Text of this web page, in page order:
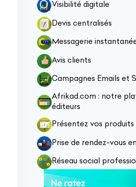
Visibilité digitale
Devis centralisés
Messagerie
Avis clients
Campagnes Emails et
Afrikad.com : notre
éditeurs
Présentez vos produits
Prise de rendez-vous
Réseau social